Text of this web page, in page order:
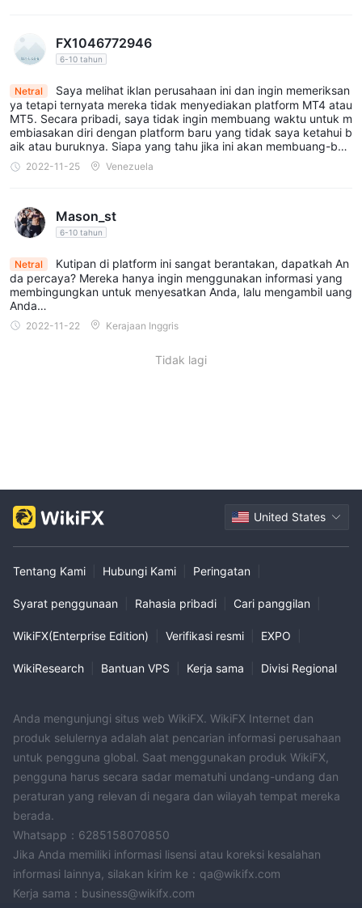
FX1046772946
6-10 tahun
Netral
Saya melihat iklan perusahaan ini dan ingin memeriksan
ya tetapi ternyata mereka tidak menyediakan platform MT4 atau
MT5. Secara pribadi, saya tidak ingin membuang waktu untuk m
embiasakan diri dengan platform baru yang tidak saya ketahui b
aik atau buruknya. Siapa yang tahu jika ini akan membuang-bua
ng waktu?
2022-11-25 Venezuela
Mason_st
6-10 tahun
Netral
Kutipan di platform ini sangat berantakan, dapatkah An
da percaya? Mereka hanya ingin menggunakan informasi yang
membingungkan untuk menyesatkan Anda, lalu mengambil uang
Anda…
2022-11-22 Kerajaan Inggris
Tidak lagi
United States
Tentang Kami Hubungi Kami Peringatan
Syarat penggunaan Rahasia pribadi Cari panggilan
WikiFX(Enterprise Edition) Verifikasi resmi EXPO
WikiResearch Bantuan VPS Kerja sama Divisi Regional
Anda mengunjungi situs web WikiFX. WikiFX Internet dan
produk selulernya adalah alat pencarian informasi perusahaan
untuk pengguna global. Saat menggunakan produk WikiFX,
pengguna harus secara sadar mematuhi undang-undang dan
peraturan yang relevan di negara dan wilayah tempat mereka
berada.
Whatsapp：6285158070850
Jika Anda memiliki informasi lisensi atau koreksi kesalahan
informasi lainnya, silakan kirim ke：qa@wikifx.com
Kerja sama：business@wikifx.com